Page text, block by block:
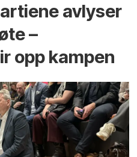
avlyser
–
opp kampen